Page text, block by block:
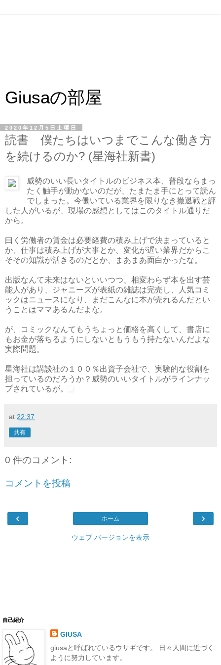
Giusaの部屋
2020年12月5日土曜日
読書 僕たちはいつまでこんな働き方
を続けるのか? (星海社新書)
威勢のいい長いタイトルのビジネス本、普段ならまっ
たく触手が動かないのだが、たまたま手にとって読ん
でしまった。今働いている業界を限りなき撤退戦と評
した人がいるが、現場の感想としてはこのタイトル通りだ
から。
曰く労働者の賃金は必要経費の積み上げで決まっていると
か、仕事は積み上げが大事とか、変化が遅い業界だからこ
そその知識が活きるのだとか、まあまあ面白かったな。
出版なんて未来はないといいつつ、相変わらず本を出す芸
能人があり、ジャニーズが表紙の雑誌は完売し、人気コミ
ックはニュースになり、まだこんなに本が売れるんだとい
うことはママあるんだよな。
が、コミックなんてもうちょっと価格を高くして、書店に
もお金が落ちるようにしないともうもう持たないんだよな
実際問題。
星海社は講談社の１００％出資子会社で、実験的な役割を
担っているのだろうか？威勢のいいタイトルがラインナッ
プされているが。
at 22:37
共有
0 件のコメント:
コメントを投稿
‹ ›
ホーム
ウェブ バージョンを表示
自己紹介
GIUSA
giusaと呼ばれているウサギです。 日々人間に近づく
ように努力しています。